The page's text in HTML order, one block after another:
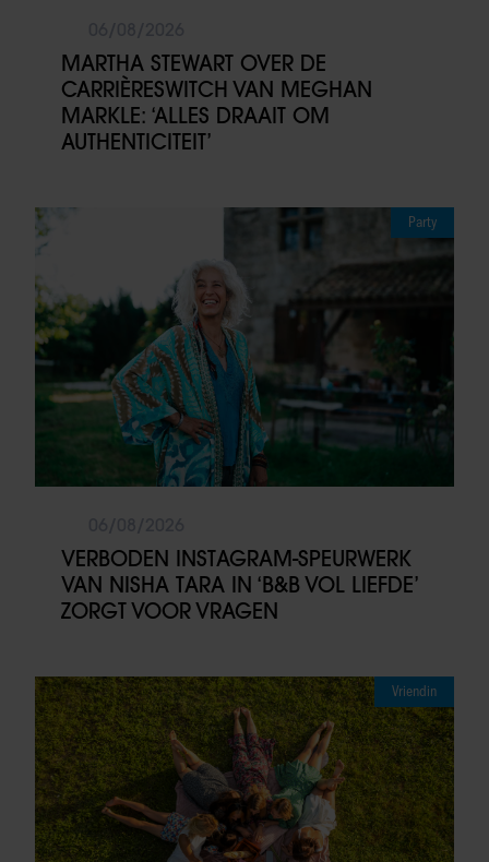
MARTHA STEWART OVER DE
CARRIÈRESWITCH VAN MEGHAN
MARKLE: ‘ALLES DRAAIT OM
AUTHENTICITEIT’
Party
VERBODEN INSTAGRAM-SPEURWERK
VAN NISHA TARA IN ‘B&B VOL LIEFDE’
ZORGT VOOR VRAGEN
Vriendin